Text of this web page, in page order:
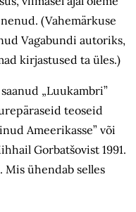
(Vahemärkuse
Vagabundi autoriks,
kirjastused ta üles.)
„Luukambri”
teoseid
Ameerikasse” või
Gorbatšovist 1991.
ühendab selles